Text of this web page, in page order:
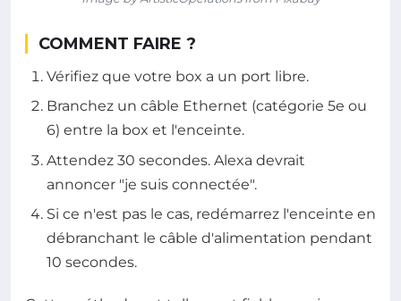
COMMENT FAIRE ?
Vérifiez que votre box a un port libre.
Branchez un câble Ethernet (catégorie 5e ou
6) entre la box et l'enceinte.
Attendez 30 secondes. Alexa devrait
annoncer "je suis connectée".
Si ce n'est pas le cas, redémarrez l'enceinte en
débranchant le câble d'alimentation pendant
10 secondes.